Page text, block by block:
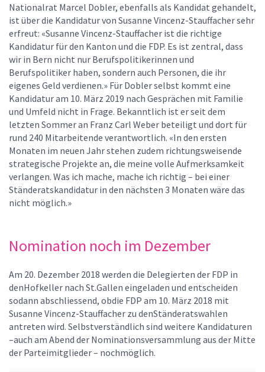
Nationalrat Marcel Dobler, ebenfalls als Kandidat gehandelt,
ist über die Kandidatur von Susanne Vincenz-Stauffacher sehr
erfreut: «Susanne Vincenz-Stauffacher ist die richtige
Kandidatur für den Kanton und die FDP. Es ist zentral, dass
wir in Bern nicht nur Berufspolitikerinnen und
Berufspolitiker haben, sondern auch Personen, die ihr
eigenes Geld verdienen.» Für Dobler selbst kommt eine
Kandidatur am 10. März 2019 nach Gesprächen mit Familie
und Umfeld nicht in Frage. Bekanntlich ist er seit dem
letzten Sommer an Franz Carl Weber beteiligt und dort für
rund 240 Mitarbeitende verantwortlich. «In den ersten
Monaten im neuen Jahr stehen zudem richtungsweisende
strategische Projekte an, die meine volle Aufmerksamkeit
verlangen. Was ich mache, mache ich richtig – bei einer
Ständeratskandidatur in den nächsten 3 Monaten wäre das
nicht möglich.»
Nomination noch im Dezember
Am 20. Dezember 2018 werden die Delegierten der FDP in
denHofkeller nach St.Gallen eingeladen und entscheiden
sodann abschliessend, obdie FDP am 10. März 2018 mit
Susanne Vincenz-Stauffacher zu denStänderatswahlen
antreten wird. Selbstverständlich sind weitere Kandidaturen
–auch am Abend der Nominationsversammlung aus der Mitte
der Parteimitglieder – nochmöglich.